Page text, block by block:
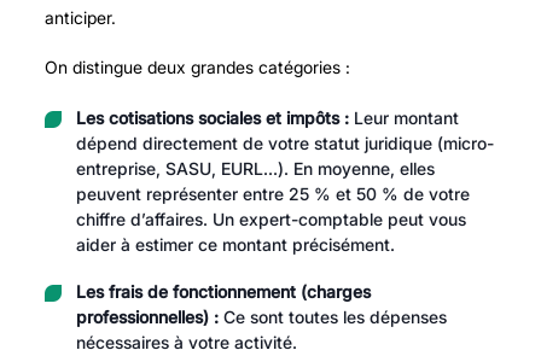
anticiper.
On distingue deux grandes catégories :
Les cotisations sociales et impôts :Leur montant
dépend directement de votre statut juridique (micro-
entreprise, SASU, EURL…). En moyenne, elles
peuvent représenter entre 25 % et 50 % de votre
chiffre d’affaires. Un expert-comptable peut vous
aider à estimer ce montant précisément.
Les frais de fonctionnement (charges
professionnelles) :Ce sont toutes les dépenses
nécessaires à votre activité.